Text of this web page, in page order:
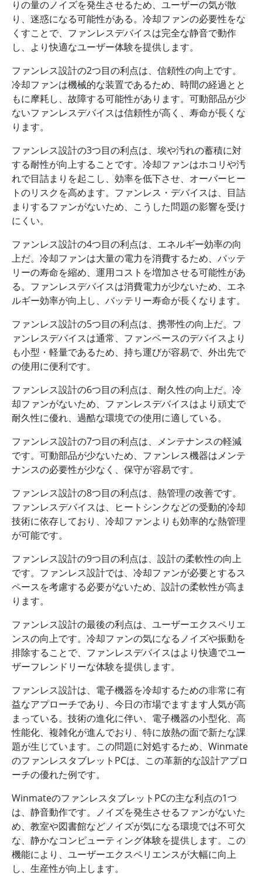
りの量のノイズを発生させるため、ユーザーの気が散
り、迷惑になる可能性がある。冷却ファンの必要性をな
くすことで、ファンレスデバイスは完全な静音で動作
し、より快適なユーザー体験を提供します。
ファンレス設計の2つ目の利点は、信頼性の向上です。
冷却ファンは機械的な装置であるため、時間の経過とと
もに摩耗し、故障する可能性があります。可動部品が少
ないファンレスデバイスは信頼性が高く、寿命が長くな
ります。
ファンレス設計の3つ目の利点は、埃や汚れの蓄積に対
する耐性が向上することです。冷却ファンはホコリや汚
れで目詰まりを起こし、効率を低下させ、オーバーヒー
トのリスクを高めます。ファンレス・デバイスは、目詰
まりするファンがないため、こうした問題の影響を受け
にくい。
ファンレス設計の4つ目の利点は、エネルギー効率の向
上だ。冷却ファンは大量の電力を消費するため、バッテ
リーの寿命を縮め、運用コストを増加させる可能性があ
る。ファンレスデバイスは消費電力が少ないため、エネ
ルギー効率が向上し、バッテリー寿命が長くなります。
ファンレス設計の5つ目の利点は、携帯性の向上だ。フ
ァンレスデバイスは通常、ファンベースのデバイスより
も小型・軽量であるため、持ち運びが容易で、外出先で
の使用に便利です。
ファンレス設計の6つ目の利点は、耐久性の向上だ。冷
却ファンがないため、ファンレスデバイスはより頑丈で
耐久性に優れ、過酷な環境での使用に適している。
ファンレス設計の7つ目の利点は、メンテナンスの軽減
です。可動部品が少ないため、ファンレス機器はメンテ
ナンスの必要性が少なく、保守が容易です。
ファンレス設計の8つ目の利点は、熱管理の改善です。
ファンレスデバイスは、ヒートシンクなどの受動的冷却
技術に依存しており、冷却ファンよりも効率的な熱管理
が可能です。
ファンレス設計の9つ目の利点は、設計の柔軟性の向上
です。ファンレス設計では、冷却ファンが必要とするス
ペースを考慮する必要がないため、設計の柔軟性が高ま
ります。
ファンレス設計の最後の利点は、ユーザーエクスペリエ
ンスの向上です。冷却ファンの気になるノイズや振動を
排除することで、ファンレスデバイスはより快適でユー
ザーフレンドリーな体験を提供します。
ファンレス設計は、電子機器を冷却するための非常に有
益なアプローチであり、今日の市場でますます人気が高
まっている。技術の進化に伴い、電子機器の小型化、高
性能化、複雑化が進んでおり、特に放熱の面で新たな課
題が生じています。この問題に対処するため、Winmate
のファンレスタブレットPCは、この革新的な設計アプロ
ーチの優れた例です。
WinmateのファンレスタブレットPCの主な利点の1つ
は、静音動作です。ノイズを発生させるファンがないた
め、教室や図書館などノイズが気になる環境では不可欠
な、静かなコンピューティング体験を提供します。この
機能により、ユーザーエクスペリエンスが大幅に向上
し、生産性が向上します。